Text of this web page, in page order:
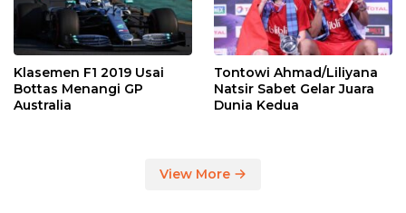
Klasemen F1 2019 Usai
Bottas Menangi GP
Australia
Tontowi Ahmad/Liliyana
Natsir Sabet Gelar Juara
Dunia Kedua
View More